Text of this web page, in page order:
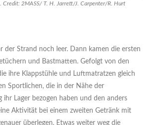
Credit: 2MASS/ T. H. Jarrett/J. Carpenter/R. Hurt
der Strand noch leer. Dann kamen die ersten
und Bastmatten. Gefolgt von den
ihre Klappstühle und Luftmatratzen gleich
Sportlichen, die in der Nähe der
ihr Lager bezogen haben und den anders
Aktivität bei einem zweiten Getränk mit
überlegen. Etwas weiter weg die